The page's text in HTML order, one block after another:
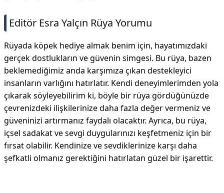
Editör Esra Yalçın Rüya Yorumu
Rüyada köpek hediye almak benim için, hayatımızdaki
gerçek dostlukların ve güvenin simgesi. Bu rüya, bazen
beklemediğimiz anda karşımıza çıkan destekleyici
insanların varlığını hatırlatır. Kendi deneyimlerimden yola
çıkarak söyleyebilirim ki, böyle bir rüya gördüğünüzde
çevrenizdeki ilişkilerinize daha fazla değer vermeniz ve
güveninizi artırmanız faydalı olacaktır. Ayrıca, bu rüya,
içsel sadakat ve sevgi duygularınızı keşfetmeniz için bir
fırsat olabilir. Kendinize ve sevdiklerinize karşı daha
şefkatli olmanız gerektiğini hatırlatan güzel bir işarettir.